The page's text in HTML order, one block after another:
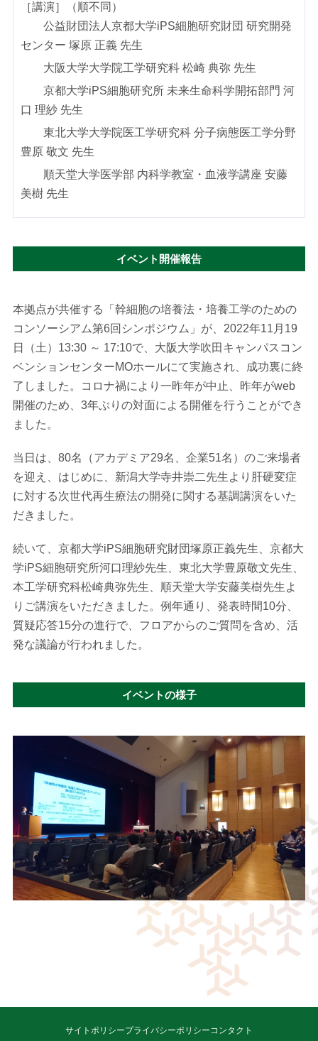
［講演］（順不同）
公益財団法人京都大学iPS細胞研究財団 研究開発
センター 塚原 正義 先生
大阪大学大学院工学研究科 松崎 典弥 先生
京都大学iPS細胞研究所 未来生命科学開拓部門 河
口 理紗 先生
東北大学大学院医工学研究科 分子病態医工学分野
豊原 敬文 先生
順天堂大学医学部 内科学教室・血液学講座 安藤
美樹 先生
イベント開催報告
本拠点が共催する「幹細胞の培養法・培養工学のための
コンソーシアム第6回シンポジウム」が、2022年11月19
日（土）13:30 ～ 17:10で、大阪大学吹田キャンパスコン
ベンションセンターMOホールにて実施され、成功裏に終
了しました。コロナ禍により一昨年が中止、昨年がweb
開催のため、3年ぶりの対面による開催を行うことができ
ました。
当日は、80名（アカデミア29名、企業51名）のご来場者
を迎え、はじめに、新潟大学寺井崇二先生より肝硬変症
に対する次世代再生療法の開発に関する基調講演をいた
だきました。
続いて、京都大学iPS細胞研究財団塚原正義先生、京都大
学iPS細胞研究所河口理紗先生、東北大学豊原敬文先生、
本工学研究科松崎典弥先生、順天堂大学安藤美樹先生よ
りご講演をいただきました。例年通り、発表時間10分、
質疑応答15分の進行で、フロアからのご質問を含め、活
発な議論が行われました。
イベントの様子
サイトポリシープライバシーポリシーコンタクト